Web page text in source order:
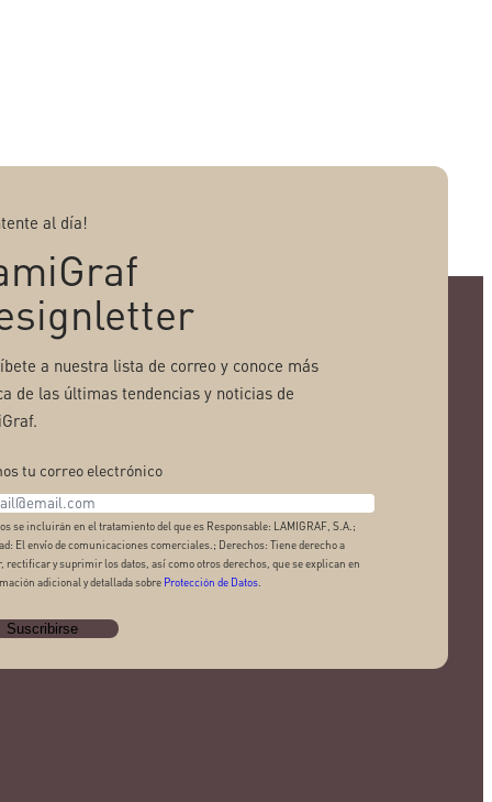
al día!
a nuestra lista de correo y conoce más
de las últimas tendencias y noticias de
tu correo electrónico
se incluirán en el tratamiento del que es Responsable: LAMIGRAF, S.A.;
El envío de comunicaciones comerciales.; Derechos: Tiene derecho a
rectificar y suprimir los datos, así como otros derechos, que se explican en
adicional y detallada sobre Protección de Datos